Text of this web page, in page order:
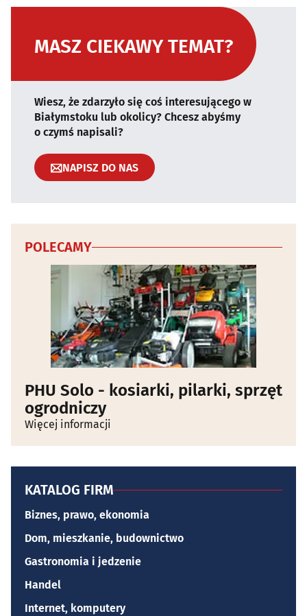
MASZ CIEKAWY TEMAT?
Wiesz, że zdarzyło się coś interesującego w
Białymstoku lub okolicy? Chcesz abyśmy
o czymś napisali?
NAPISZ DO NAS
POLECAMY
PHU Solo - kosiarki, pilarki, sprzęt
ogrodniczy
Więcej informacji
KATALOG FIRM
Biznes, prawo, ekonomia
Dom, mieszkanie, budownictwo
Gastronomia i jedzenie
Handel
Internet, komputery